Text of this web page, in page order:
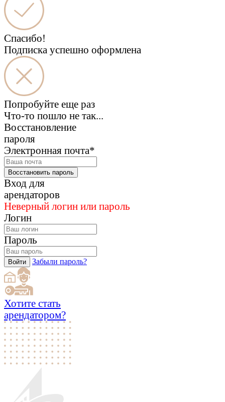
Спасибо!
Подписка успешно оформлена
Попробуйте еще раз
Что-то пошло не так...
Восстановление
пароля
Электронная почта*
Восстановить пароль
Вход для
арендаторов
Неверный логин или пароль
Логин
Пароль
Войти Забыли пароль?
Хотите стать
арендатором?